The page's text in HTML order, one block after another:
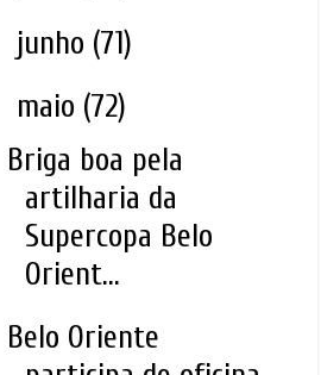
junho (71)
maio (72)
Briga boa pela
artilharia da
Supercopa Belo
Orient...
Belo Oriente